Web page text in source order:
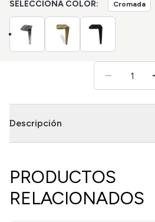
SELECCIONA COLOR: Cromada
Descripción
PRODUCTOS
RELACIONADOS